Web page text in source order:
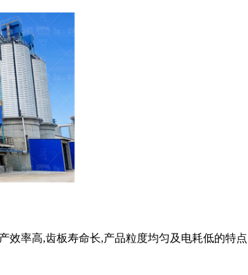
效率高,齿板寿命长,产品粒度均匀及电耗低的